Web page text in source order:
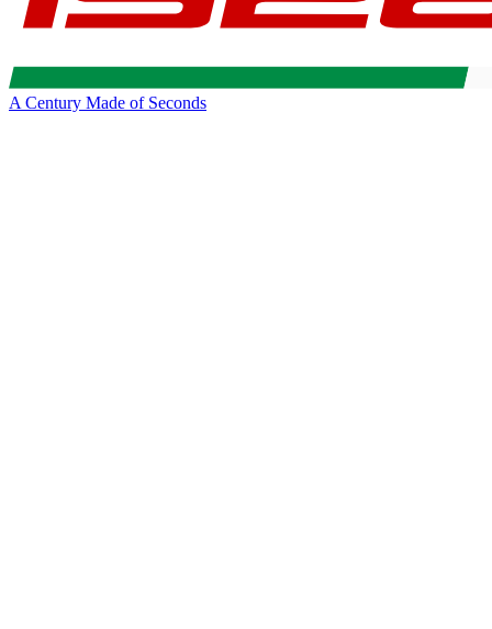
A Century Made of Seconds